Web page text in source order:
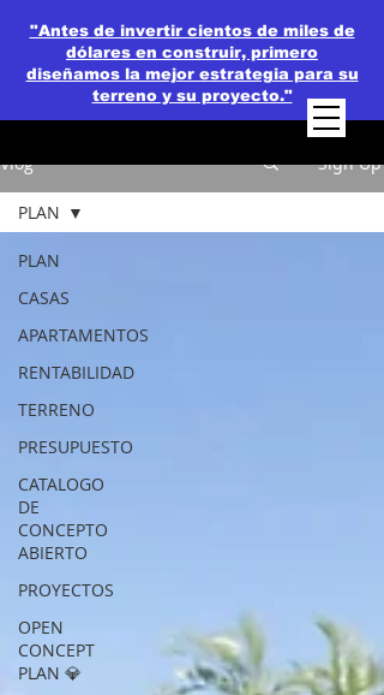
"Antes de invertir cientos de miles de
dólares en construir, primero
diseñamos la mejor estrategia para su
terreno y su proyecto."
Vlog Sign Up
PLAN
CASAS
APARTAMENTOS
RENTABILIDAD
TERRENO
PRESUPUESTO
CATALOGO
DE
CONCEPTO
ABIERTO
PROYECTOS
OPEN
CONCEPT
PLAN 💎
PLAN